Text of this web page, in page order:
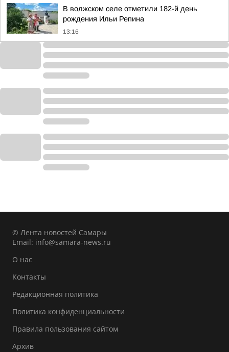
В волжском селе отметили 182-й день
рождения Ильи Репина
13:16
© Лента новостей Самары
Email: info@samara-news.ru
О нас
Контакты
Редакционная политика
Политика конфиденциальности
Правила пользования сайтом
Архив